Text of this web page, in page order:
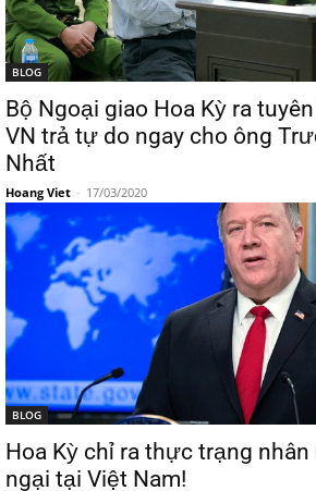
BLOG
Bộ Ngoại giao Hoa Kỳ ra
VN trả tự do ngay cho ông
Nhất
Hoang Viet - 17/03/2020
BLOG
Hoa Kỳ chỉ ra thực trạng nhân
ngại tại Việt Nam!